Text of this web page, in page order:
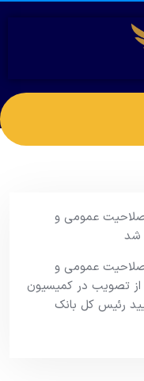
صلاحیت عمومی و
شد
صلاحیت عمومی و
تصویب در کمیسیون
رئیس کل بانک